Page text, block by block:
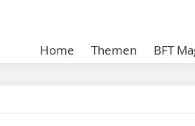
Home Themen BFT